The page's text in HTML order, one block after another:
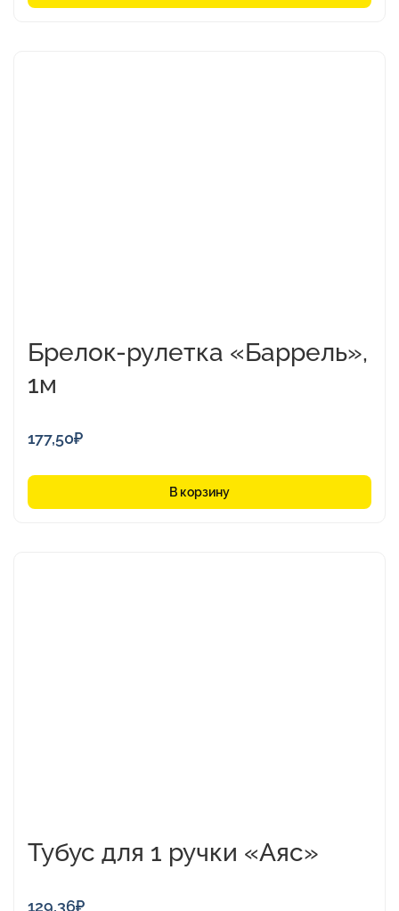
Брелок-рулетка «Баррель»,
1м
177,50₽
В корзину
Тубус для 1 ручки «Аяс»
129,36₽